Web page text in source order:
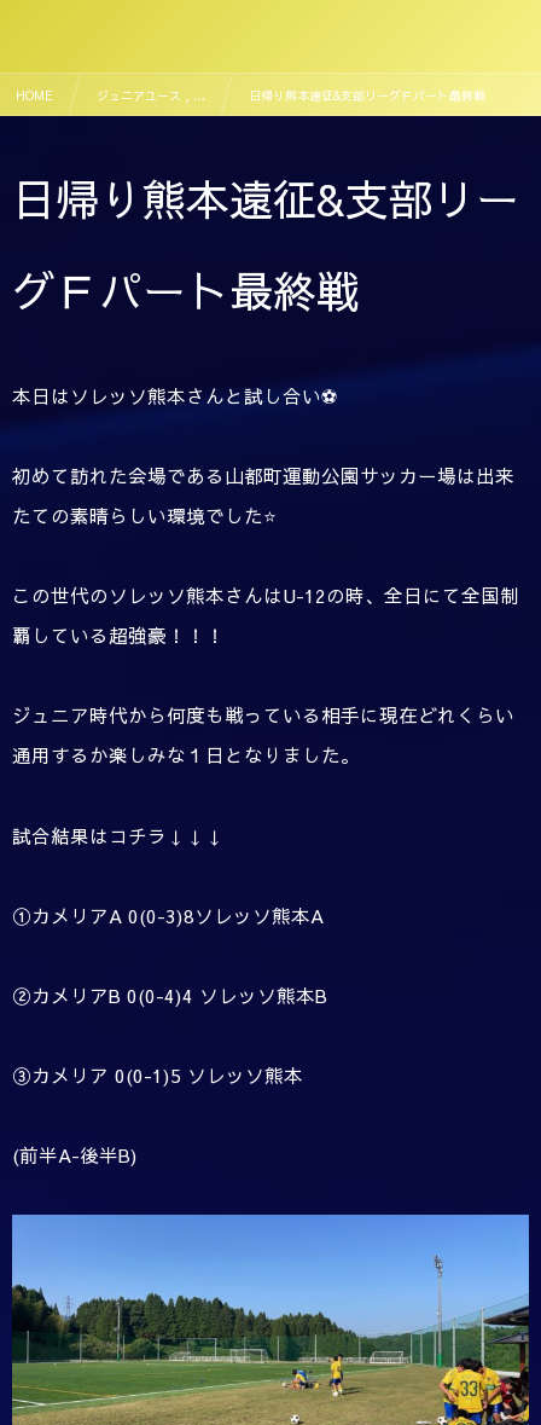
HOME ジュニアユース , … 日帰り熊本遠征&支部リーグＦパート最終戦
日帰り熊本遠征&支部リー
グＦパート最終戦
本日はソレッソ熊本さんと試し合い⚽️
初めて訪れた会場である山都町運動公園サッカー場は出来
たての素晴らしい環境でした⭐️
この世代のソレッソ熊本さんはU-12の時、全日にて全国制
覇している超強豪！！！
ジュニア時代から何度も戦っている相手に現在どれくらい
通用するか楽しみな１日となりました。
試合結果はコチラ↓↓↓
①カメリアA 0(0-3)8ソレッソ熊本A
②カメリアB 0(0-4)4 ソレッソ熊本B
③カメリア 0(0-1)5 ソレッソ熊本
(前半A-後半B)